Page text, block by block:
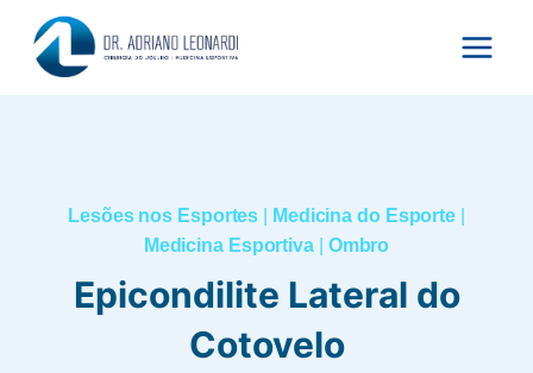
para
Lesões nos Esportes Medicina do Esporte
Medicina Esportiva
Ombro
Epicondilite Lateral do
Cotovelo